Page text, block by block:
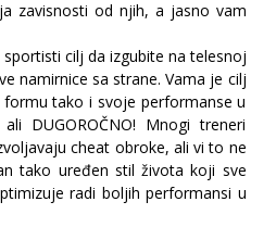
zavisnosti od njih, a jasno vam
cilj da izgubite na telesnoj
namirnice sa strane. Vama je cilj
tako i svoje performanse u
DUGOROČNO! Mnogi treneri
cheat obroke, ali vi to ne
tako uređen stil života koji sve
radi boljih performansi u